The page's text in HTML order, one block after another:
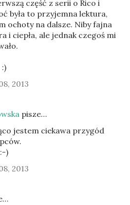
część z serii o Rico i
była to przyjemna lektura,
ochoty na dalsze. Niby fajna
i ciepła, ale jednak czegoś mi
2013
pisze…
jestem ciekawa przygód
)
2013